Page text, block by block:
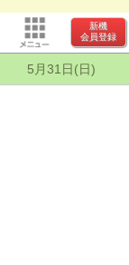
新機
会員登録
5月31日(日)